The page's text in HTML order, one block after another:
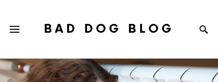
BAD DOG BLOG